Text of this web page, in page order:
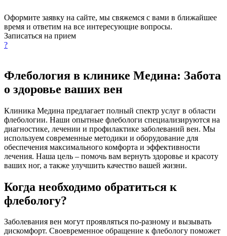
Оформите заявку на сайте, мы свяжемся с вами в ближайшее
время и ответим на все интересующие вопросы.
Записаться на прием
?
Флебология в клинике Медина: Забота
о здоровье ваших вен
Клиника Медина предлагает полный спектр услуг в области
флебологии. Наши опытные флебологи специализируются на
диагностике, лечении и профилактике заболеваний вен. Мы
используем современные методики и оборудование для
обеспечения максимального комфорта и эффективности
лечения. Наша цель – помочь вам вернуть здоровье и красоту
ваших ног, а также улучшить качество вашей жизни.
Когда необходимо обратиться к
флебологу?
Заболевания вен могут проявляться по-разному и вызывать
дискомфорт. Своевременное обращение к флебологу поможет